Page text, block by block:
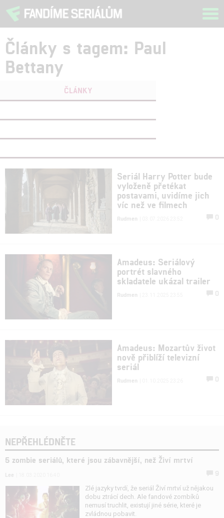
Články s tagem: Paul
Bettany
ČLÁNKY
Seriál Harry Potter bude
vyloženě přetékat
postavami, uvidíme jich
víc než ve filmech
Rudmen 0
Amadeus: Seriálový
portrét slavného
skladatele ukázal trailer
Rudmen 0
Amadeus: Mozartův život
nově přiblíží televizní
seriál
Rudmen 0
NEPŘEHLÉDNĚTE
5 zombie seriálů, které jsou zábavnější, než Živí mrtví
Zlé jazyky tvrdí, že seriál Živí mrtví už nějakou
dobu ztrácí dech. Ale fandové zombíků
nemusí truchlit, existují jiné série, které je
zvládnou pobavit.